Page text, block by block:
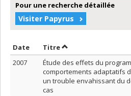
Pour une recherche détaillée
Visiter Papyrus
Date Trier par date en ordre
TitreTrier par titre en
2007
Étude des effets du
comportements adaptatifs
un trouble envahissant du
cas